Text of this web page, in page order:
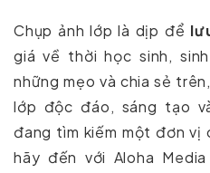
Chụp ảnh lớp là dịp để
giá về thời học sinh,
những mẹo và chia sẻ
lớp độc đáo, sáng tạo
đang tìm kiếm một đơn vị
hãy đến với Aloha